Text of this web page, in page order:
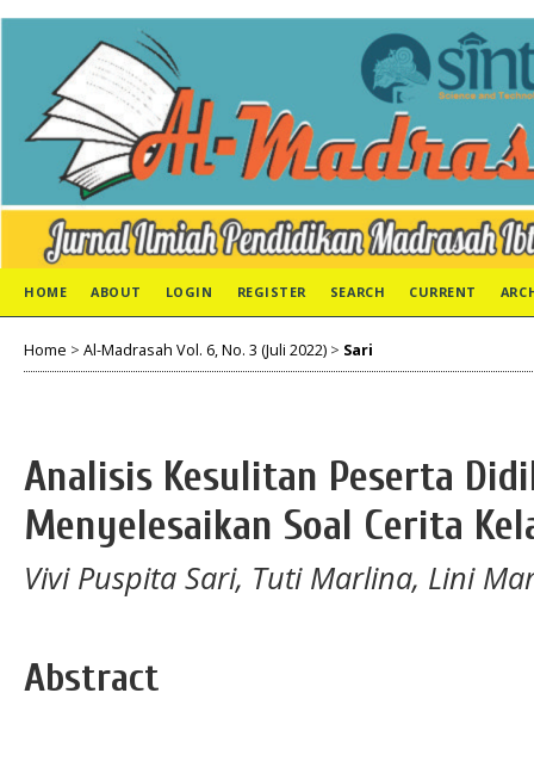
HOME ABOUT LOGIN REGISTER SEARCH CURRENT
Home > Al-Madrasah Vol. 6, No. 3 (Juli 2022) > Sari
Analisis Kesulitan Peserta
Menyelesaikan Soal Cerita
Vivi Puspita Sari, Tuti Marlina, Lini
Abstract